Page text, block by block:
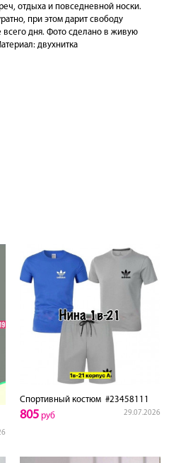
отдыха и повседневной носки.
при этом дарит свободу
дня. Фото сделано в живую
двухнитка
Спортивный костюм #23458111
29.07.2026
805 руб